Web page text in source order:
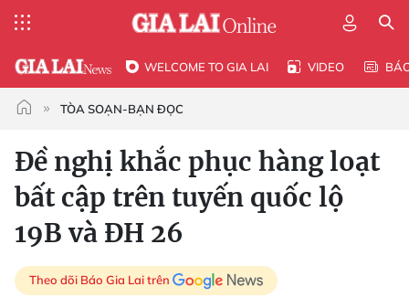
WELCOME TO GIA LAI VIDEO
TÒA SOẠN-BẠN ĐỌC
Đề nghị khắc phục hàng loạt
bất cập trên tuyến quốc lộ
19B và ĐH 26
Theo dõi Báo Gia Lai trên